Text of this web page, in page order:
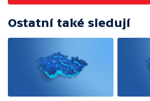
Ostatní také sledují